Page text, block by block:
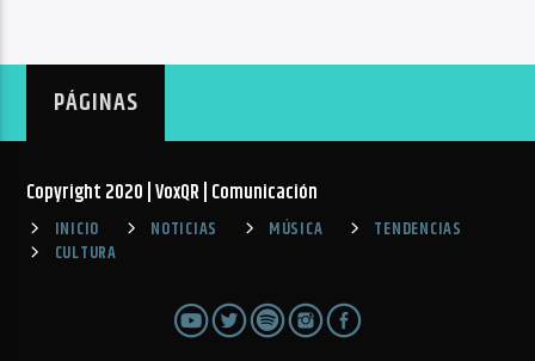
PÁGINAS
Copyright 2020 | VoxQR | Comunicación
INICIO NOTICIAS MÚSICA
TENDENCIAS
CULTURA